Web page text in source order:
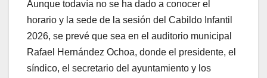
Aunque todavía no se ha dado a conocer el
horario y la sede de la sesión del Cabildo Infantil
2026, se prevé que sea en el auditorio municipal
Rafael Hernández Ochoa, donde el presidente, el
síndico, el secretario del ayuntamiento y los